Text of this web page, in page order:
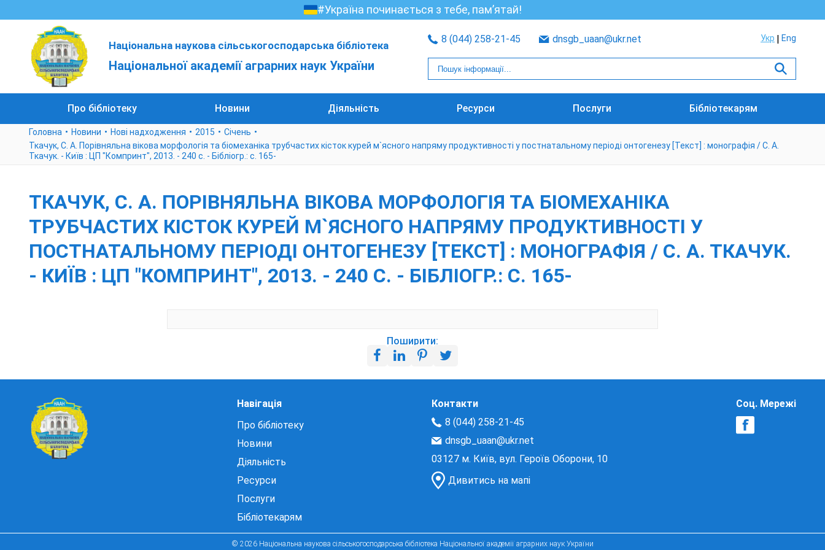
#Україна починається з тебе, пам’ятай!
Національна наукова сільськогосподарська бібліотека
Національної академії аграрних наук України
8 (044) 258-21-45 dnsgb_uaan@ukr.net Укр Eng
Про бібліотеку Новини Діяльність Ресурси Послуги Бібліотекарям
Головна Новини Нові надходження 2015
Cічень
Ткачук, С. А. Порівняльна вікова морфологія та біомеханіка трубчастих кісток курей м`ясного напряму продуктивності у постнатальному періоді онтогенезу [Текст] : монографія / С. А.
Ткачук. - Київ : ЦП "Компринт", 2013. - 240 с. - Бібліогр.: с. 165-
ТКАЧУК, С. А. ПОРІВНЯЛЬНА ВІКОВА МОРФОЛОГІЯ ТА БІОМЕХАНІКА
ТРУБЧАСТИХ КІСТОК КУРЕЙ М`ЯСНОГО НАПРЯМУ ПРОДУКТИВНОСТІ У
ПОСТНАТАЛЬНОМУ ПЕРІОДІ ОНТОГЕНЕЗУ [ТЕКСТ] : МОНОГРАФІЯ / С. А. ТКАЧУК.
- КИЇВ : ЦП "КОМПРИНТ", 2013. - 240 С. - БІБЛІОГР.: С. 165-
Поширити:
Навігація
Про бібліотеку
Новини
Діяльність
Ресурси
Послуги
Бібліотекарям
Контакти
8 (044) 258-21-45
dnsgb_uaan@ukr.net
03127 м. Київ, вул. Героїв Оборони, 10
Дивитись на мапі
Соц. Мережі
© 2026 Національна наукова сільськогосподарська бібліотека Національної академії аграрних наук України